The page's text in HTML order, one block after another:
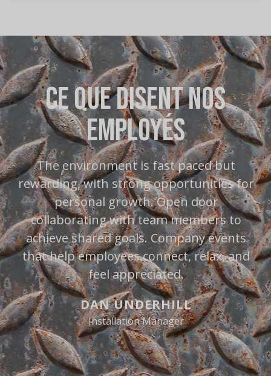
Ce que disent nos
employés
The environment is fast paced but
rewarding, with strong opportunities for
personal growth. Open door
collaborating with team members to
achieve shared goals. Company events
that help employees connect, relax, and
feel appreciated.
DAN UNDERHILL
Installation Manager